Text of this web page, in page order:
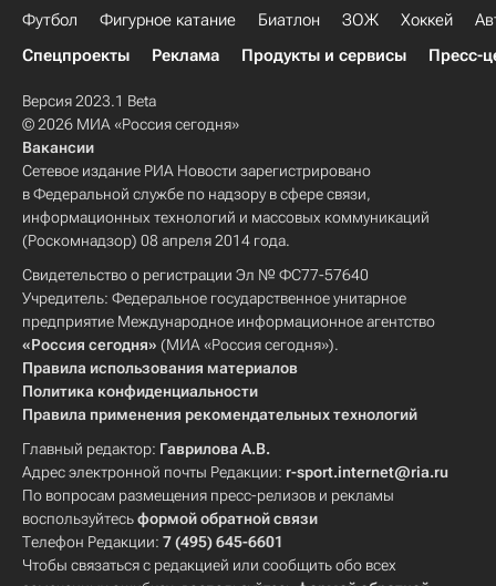
Футбол Фигурное катание Биатлон ЗОЖ Хоккей
Спецпроекты
Реклама Продукты и сервисы Пресс-
Версия 2023.1 Beta
© 2026 МИА «Россия сегодня»
Вакансии
Сетевое издание РИА Новости зарегистрировано
в Федеральной службе по надзору в сфере связи,
информационных технологий и массовых коммуникаций
(Роскомнадзор) 08 апреля 2014 года.
Свидетельство о регистрации Эл № ФС77-57640
Учредитель: Федеральное государственное унитарное
предприятие Международное информационное агентство
«Россия сегодня» (МИА «Россия сегодня»).
Правила использования материалов
Политика конфиденциальности
Правила применения рекомендательных технологий
Главный редактор: Гаврилова А.В.
Адрес электронной почты Редакции: r-sport.internet@ria.ru
По вопросам размещения пресс-релизов и рекламы
воспользуйтесьформой обратной связи
Телефон Редакции: 7 (495) 645-6601
Чтобы связаться с редакцией или сообщить обо всех